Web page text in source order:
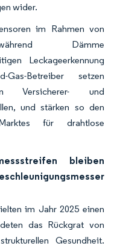
wider.
im Rahmen von
während Dämme
Leckageerkennung
Betreiber setzen
Versicherer- und
und stärken so den
für drahtlose
bleiben
im Jahr 2025 einen
das Rückgrat von
Gesundheit.